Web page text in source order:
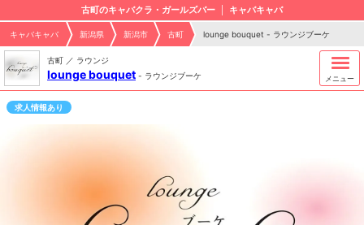
古町のキャバクラ・ガールズバー キャバキャバ
キャバキャバ 新潟県 新潟市 古町 lounge bouquet - ラウンジブーケ
古町 ／ ラウンジ
lounge bouquet - ラウンジブーケ メニュー
求人情報あり